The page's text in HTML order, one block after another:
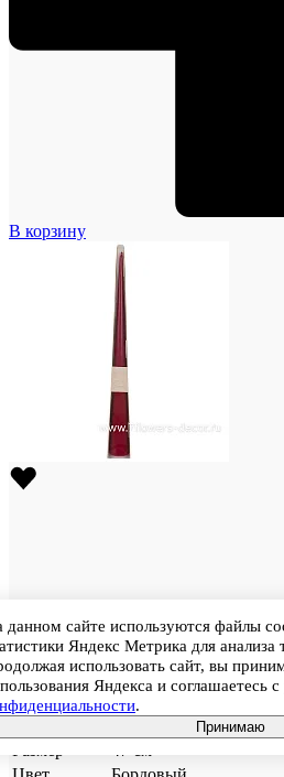
В корзину
Штрихкод4627197836500
Свеча конус (воск), H47 см
Цена 870
В корзину
данном сайте используются файлы
Яндекс Метрика для анализа
использовать сайт, вы
Яндекса и соглашаетесь
.
Принимаю